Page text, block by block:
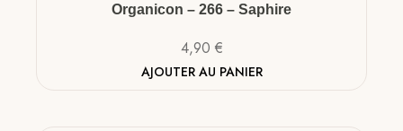
Organicon – 266 – Saphire
4,90 €
AJOUTER AU PANIER